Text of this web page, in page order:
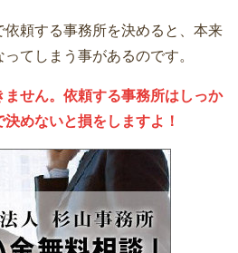
頼する事務所を決めると、本来
てしまう事があるのです。
せん。依頼する事務所はしっか
めないと損をしますよ！